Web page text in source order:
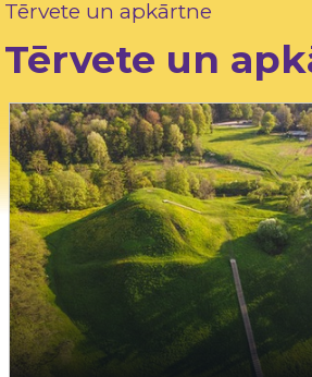
Tērvete un apkārtne
Tērvete un